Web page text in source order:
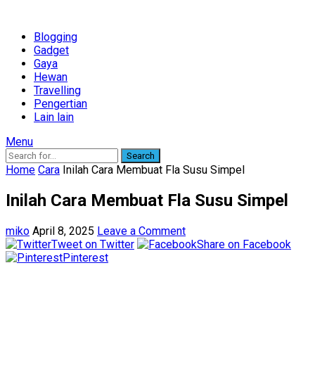
Blogging
Gadget
Gaya
Hewan
Travelling
Pengertian
Lain lain
Menu
Search
Home Cara Inilah Cara Membuat Fla Susu Simpel
Inilah Cara Membuat Fla Susu Simpel
miko April 8, 2025 Leave a Comment
Tweet on Twitter
Share on Facebook
Pinterest